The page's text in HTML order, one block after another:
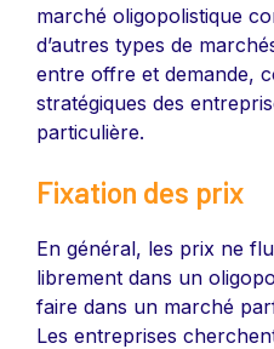
marché oligopolistique
d’autres types de
entre offre et demande,
stratégiques des
particulière.
Fixation des prix
En général, les prix ne
librement dans un
faire dans un marché
Les entreprises